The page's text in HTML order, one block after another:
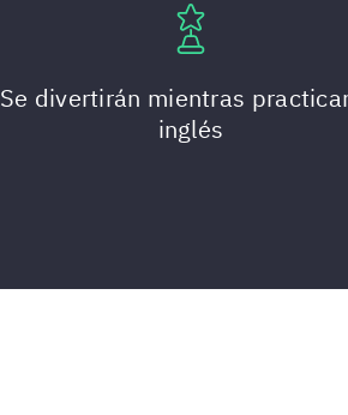
Se divertirán mientras
inglés